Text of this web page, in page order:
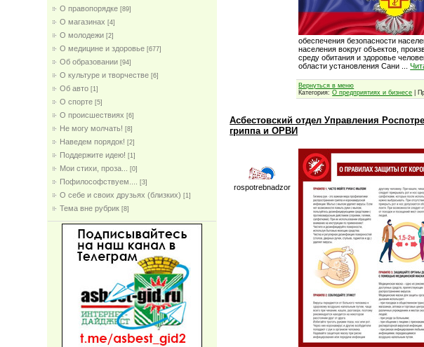
О правопорядке [89]
О магазинах [4]
О молодежи [2]
О медицине и здоровье [677]
Об образовании [94]
О культуре и творчестве [6]
Об авто [1]
О спорте [5]
О происшествиях [6]
Не могу молчать! [8]
Наведем порядок! [2]
Поддержите идею! [1]
Мои стихи, проза... [0]
Пофилософствуем.... [3]
О себе и своих друзьях (близких) [1]
Тема вне рубрик [8]
обеспечения безопасности
населения вокруг объектов,
среду обитания и здоровье
области установления Сани
...
Вернуться в меню
Категория:О предприятиях и бизнесе |
Асбестовский отдел Управления
гриппа и ОРВИ
rospotrebnadzor